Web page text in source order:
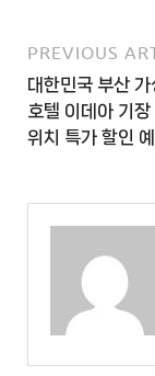
PREVIOUS
대한민국 부산
호텔 이데아 기장
위치 특가 할인